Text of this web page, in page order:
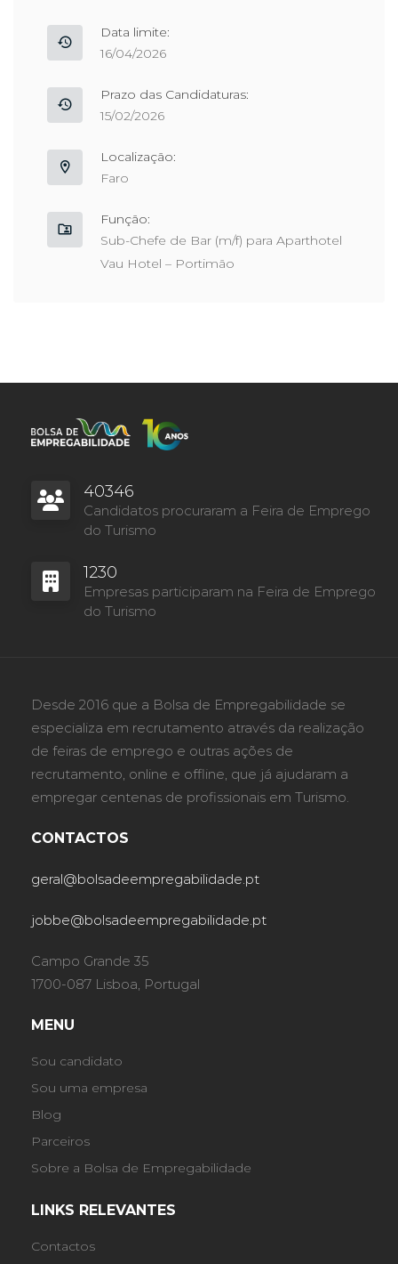
Data limite:
16/04/2026
Prazo das Candidaturas:
15/02/2026
Localização:
Faro
Função:
Sub-Chefe de Bar (m/f) para Aparthotel
Vau Hotel – Portimão
40346
Candidatos procuraram a Feira de Emprego
do Turismo
1230
Empresas participaram na Feira de Emprego
do Turismo
Desde 2016 que a Bolsa de Empregabilidade se
especializa em recrutamento através da realização
de feiras de emprego e outras ações de
recrutamento, online e offline, que já ajudaram a
empregar centenas de profissionais em Turismo.
CONTACTOS
geral@bolsadeempregabilidade.pt
jobbe@bolsadeempregabilidade.pt
Campo Grande 35
1700-087 Lisboa, Portugal
MENU
Sou candidato
Sou uma empresa
Blog
Parceiros
Sobre a Bolsa de Empregabilidade
LINKS RELEVANTES
Contactos